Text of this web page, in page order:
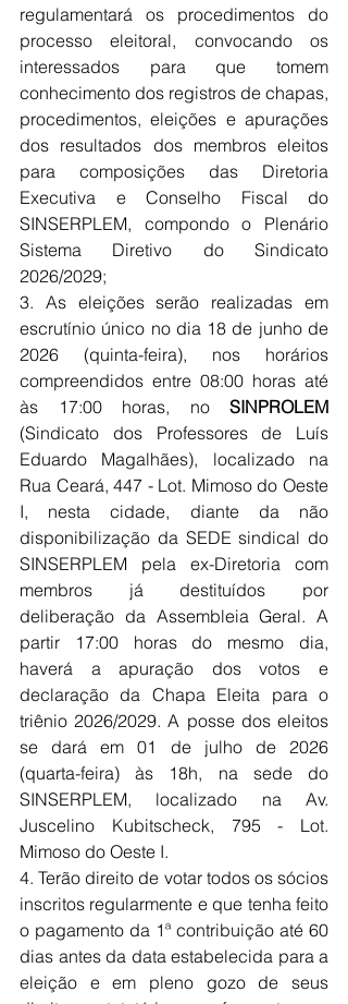
regulamentará os procedimentos do
processo eleitoral, convocando os
interessados para que tomem
conhecimento dos registros de chapas,
procedimentos, eleições e apurações
dos resultados dos membros eleitos
para composições das Diretoria
Executiva e Conselho Fiscal do
SINSERPLEM, compondo o Plenário
Sistema Diretivo do Sindicato
2026/2029;
3. As eleições serão realizadas em
escrutínio único no dia 18 de junho de
2026 (quinta-feira), nos horários
compreendidos entre 08:00 horas até
às 17:00 horas, no SINPROLEM
(Sindicato dos Professores de Luís
Eduardo Magalhães), localizado na
Rua Ceará, 447 - Lot. Mimoso do Oeste
I, nesta cidade, diante da não
disponibilização da SEDE sindical do
SINSERPLEM pela ex-Diretoria com
membros já destituídos por
deliberação da Assembleia Geral. A
partir 17:00 horas do mesmo dia,
haverá a apuração dos votos e
declaração da Chapa Eleita para o
triênio 2026/2029. A posse dos eleitos
se dará em 01 de julho de 2026
(quarta-feira) às 18h, na sede do
SINSERPLEM, localizado na Av.
Juscelino Kubitscheck, 795 - Lot.
Mimoso do Oeste I.
4. Terão direito de votar todos os sócios
inscritos regularmente e que tenha feito
o pagamento da 1ª contribuição até 60
dias antes da data estabelecida para a
eleição e em pleno gozo de seus